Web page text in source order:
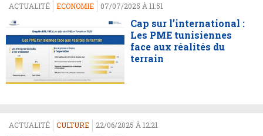
ACTUALITÉ ECONOMIE 07/07/2025 À 11:51
Cap sur l’international :
Les PME tunisiennes
face aux réalités du
terrain
ACTUALITÉ CULTURE 22/06/2025 À 12:21